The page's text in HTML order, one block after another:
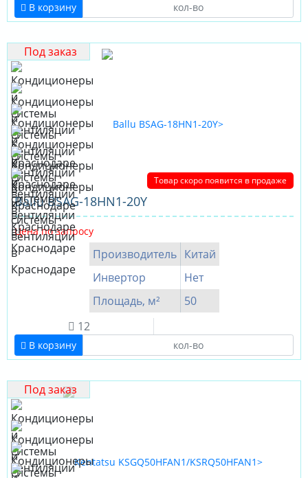
В корзину
Под заказ
Товар скоро появится в продаже
Ballu BSAG-18HN1-20Y
Цена по запросу
Производитель Китай
Инвертор
Нет
Площадь, м²
50
12
В корзину
Под заказ